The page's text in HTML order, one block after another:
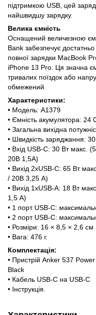
підтримкою USB, цей
найшвидшу зарядку.
Велика ємність
Оснащений величезною
Bank забезпечує достатньо
повної зарядки MacBook
iPhone 13 Pro. Ця значна
тривалих поїздок або
обмежений.
Характеристики:
• Модель: A1379
• Ємність акумулятора: 24
• Загальна вихідна
• Швидкість заряджання:
• Вхід USB-C: 30 Вт макс.
20В 1,5А)
• Вихід 2xUSB-C: 65 Вт
/ 20В 3,25 А)
• Вихід 1xUSB-A: 18 Вт
1,5 А)
• 1 порт USB-C:
• 2 порт USB-C:
• Розміри: 16 × 8,5 × 2,6 см
• Вага: 476 г.
Комплектація:
• Пристрій Anker 537
Black
• Кабель USB-C на USB-C
• Інструкція.